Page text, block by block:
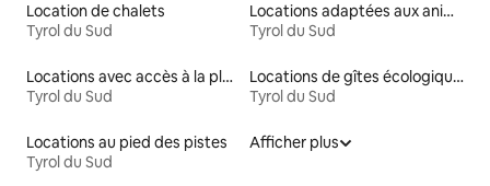
Location de chalets
Tyrol du Sud
Locations adaptées aux animaux
Tyrol du Sud
Locations avec accès à la plage
Tyrol du Sud
Locations de gîtes écologiques
Tyrol du Sud
Locations au pied des pistes
Tyrol du Sud
Afficher plus